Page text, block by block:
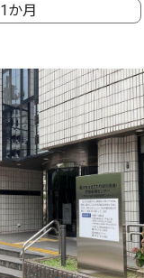
1か月